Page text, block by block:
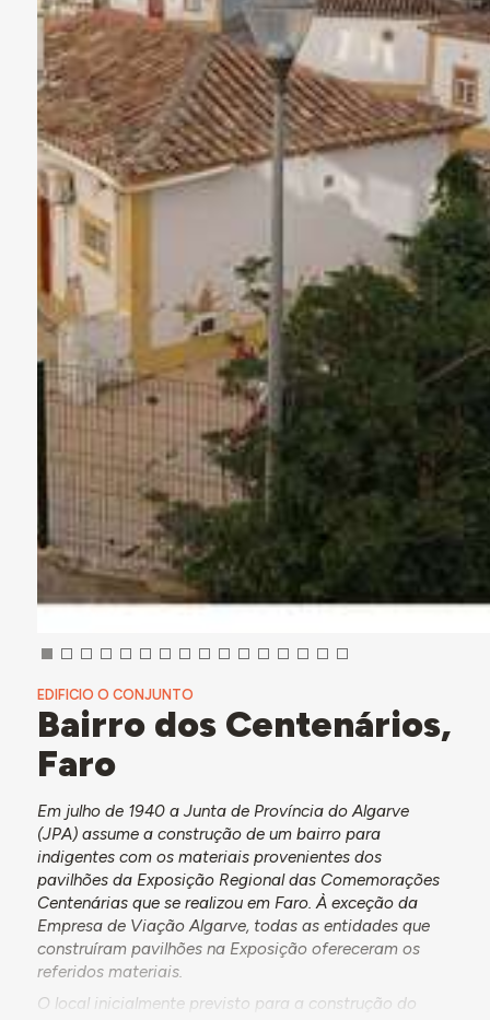
EDIFICIO O CONJUNTO
Bairro dos Centenários,
Faro
Em julho de 1940 a Junta de Província do Algarve
(JPA) assume a construção de um bairro para
indigentes com os materiais provenientes dos
pavilhões da Exposição Regional das Comemorações
Centenárias que se realizou em Faro. À exceção da
Empresa de Viação Algarve, todas as entidades que
construíram pavilhões na Exposição ofereceram os
referidos materiais.
O local inicialmente previsto para a construção do